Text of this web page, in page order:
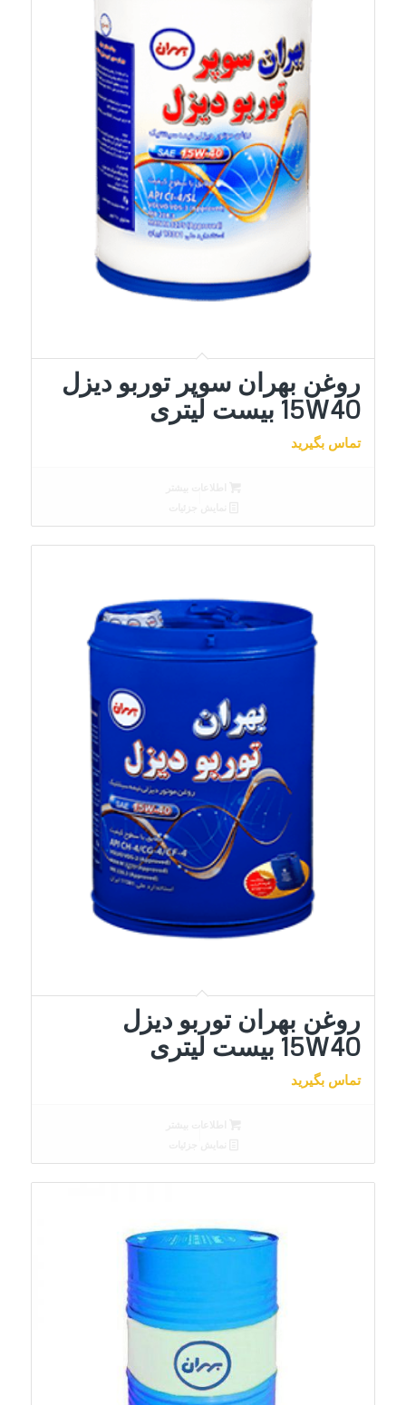
روغن بهران سوپر توربو دیزل
15W40 بیست لیتری
تماس بگیرید
روغن بهران توربو دیزل
15W40 بیست لیتری
تماس بگیرید